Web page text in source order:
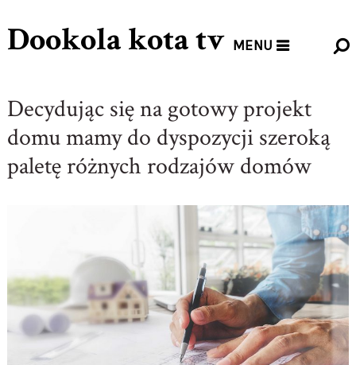
Dookola kota tv MENU
Decydując się na gotowy projekt
domu mamy do dyspozycji szeroką
paletę różnych rodzajów domów